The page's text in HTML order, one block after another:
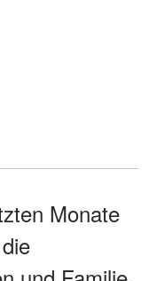
Monate